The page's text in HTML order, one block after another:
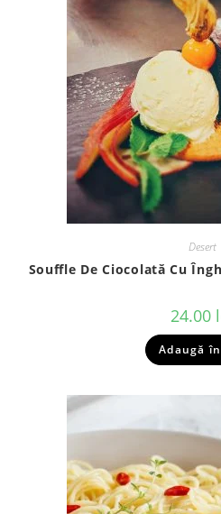
Desert
Souffle De Ciocolată Cu
24.00
Adaugă